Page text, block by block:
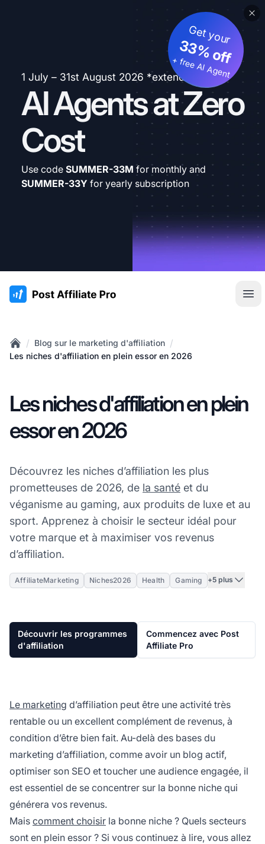
1 July – 31st August 2026 *extended
AI Agents at Zero
Cost
Get your
33% off
+ free AI Agent
Use code SUMMER-33M for monthly and
SUMMER-33Y for yearly subscription
:site.title
Home
/ Blog sur le marketing d'affiliation /
Les niches d'affiliation en plein essor en 2026
Les niches d'affiliation en plein
essor en 2026
Découvrez les niches d’affiliation les plus
prometteuses de 2026, de la santé et du
véganisme au gaming, aux produits de luxe et au
sport. Apprenez à choisir le secteur idéal pour
votre marque et à maximiser vos revenus
d’affiliation.
AffiliateMarketing Niches2026 Health Gaming +5 plus
Découvrir les programmes
d'affiliation
Commencez avec Post
Affiliate Pro
Le marketing d’affiliation peut être une activité très
rentable ou un excellent complément de revenus, à
condition d’être bien fait. Au-delà des bases du
marketing d’affiliation, comme avoir un blog actif,
optimiser son SEO et toucher une audience engagée, il
est essentiel de se concentrer sur la bonne niche qui
générera vos revenus.
Mais comment choisir la bonne niche ? Quels secteurs
sont en plein essor ? Si vous continuez à lire, vous allez